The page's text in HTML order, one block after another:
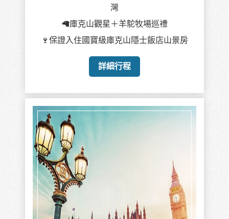
灣
🦙庫克山觀星＋羊駝牧場巡禮
🍷保證入住國寶級庫克山隱士飯店山景房
詳細行程